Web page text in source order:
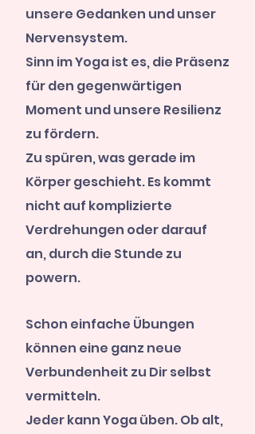
unsere Gedanken und unser
Nervensystem.
Sinn im Yoga ist es, die Präsenz
für den gegenwärtigen
Moment und unsere Resilienz
zu fördern.
Zu spüren, was gerade im
Körper geschieht. Es kommt
nicht auf komplizierte
Verdrehungen oder darauf
an, durch die Stunde zu
powern.
Schon einfache Übungen
können eine ganz neue
Verbundenheit zu Dir selbst
vermitteln.
Jeder kann Yoga üben. Ob alt,